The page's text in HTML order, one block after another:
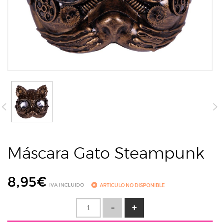
Máscara Gato Steampunk
8,95€ IVA INCLUIDO ARTÍCULO NO DISPONIBLE